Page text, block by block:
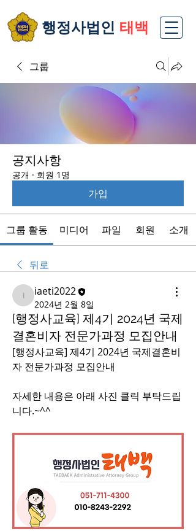
​행정사법인 태백
그룹
공지사항
공개 · 회원 1명
가입
그룹 활동 미디어 파일 회원 소개
뒤로
iaeti2022
iaeti2022
2024년 2월 8일
[행정사교육] 제4기 2024년 국제
결혼비자 전문가과정 모집안내
[행정사교육] 제4기 2024년 국제결혼비
자 전문가과정 모집안내
자세한 내용은 아래 사진 클릭 부탁드립
니다.~^^